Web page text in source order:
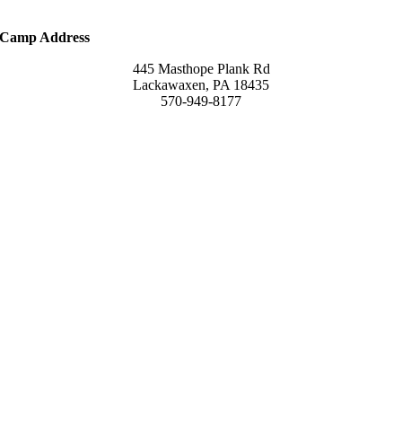
Camp Address
445 Masthope Plank Rd
Lackawaxen, PA 18435
570-949-8177